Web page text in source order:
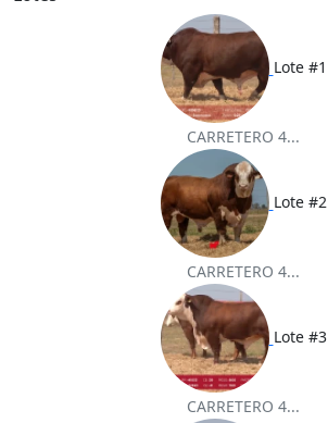
p
Lote #1
CARRETERO 4...
Lote #2
CARRETERO 4...
Lote #3
CARRETERO 4...